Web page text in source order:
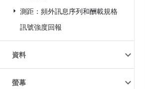
測距：頻外訊息序列和酬載規格
訊號強度回報
資料
螢幕